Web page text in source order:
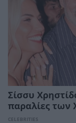
Σίσσυ
παραλίες των
CELEBRITIES